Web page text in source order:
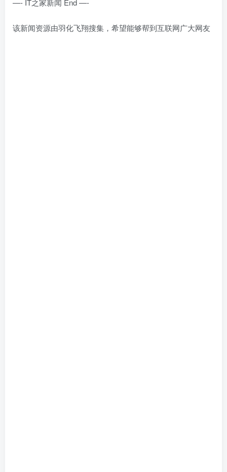
—- IT之家新闻 End —-
该新闻资源由羽化飞翔搜集，希望能够帮到互联网广大网友